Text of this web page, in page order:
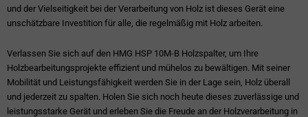
und der Vielseitigkeit bei der Verarbeitung von Holz ist dieses Gerät eine
unschätzbare Investition für alle, die regelmäßig mit Holz arbeiten.
Verlassen Sie sich auf den HMG HSP 10M-B Holzspalter, um Ihre
Holzbearbeitungsprojekte effizient und mühelos zu bewältigen. Mit seiner
Mobilität und Leistungsfähigkeit werden Sie in der Lage sein, Holz überall
und jederzeit zu spalten. Holen Sie sich noch heute dieses zuverlässige und
leistungsstarke Gerät und erleben Sie die Freude an der Holzverarbeitung in